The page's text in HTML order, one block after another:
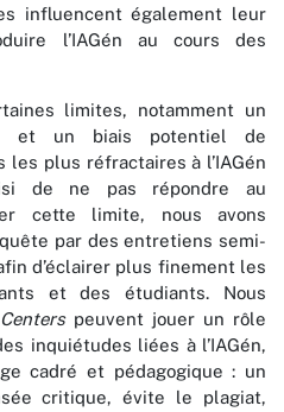
influencent également leur
l’IAGén au cours des
limites, notamment un
et un biais potentiel de
plus réfractaires à l’IAGén
de ne pas répondre au
cette limite, nous avons
par des entretiens semi-
d’éclairer plus finement les
et des étudiants. Nous
peuvent jouer un rôle
inquiétudes liées à l’IAGén,
cadré et pédagogique : un
critique, évite le plagiat,